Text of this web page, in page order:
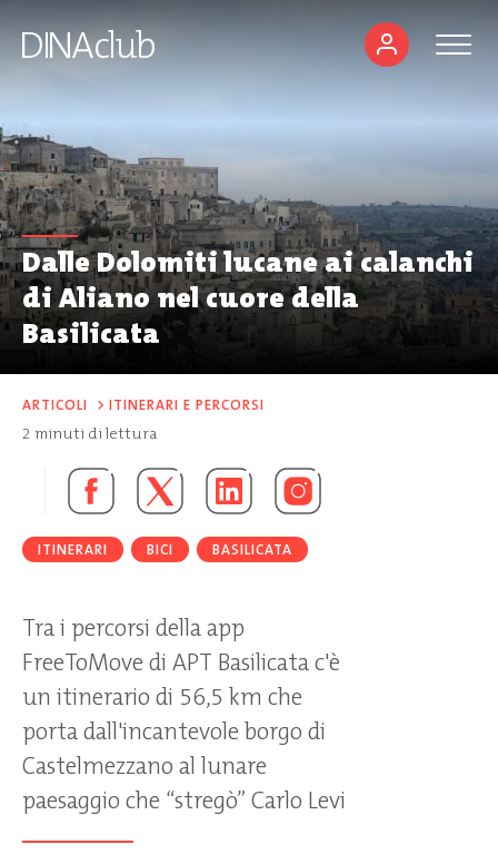
Dalle Dolomiti lucane ai calanchi
di Aliano nel cuore della
Basilicata
ARTICOLI > ITINERARI E PERCORSI
2 minuti di lettura
ITINERARI BICI BASILICATA
Tra i percorsi della app
FreeToMove di APT Basilicata c'è
un itinerario di 56,5 km che
porta dall'incantevole borgo di
Castelmezzano al lunare
paesaggio che “stregò” Carlo Levi